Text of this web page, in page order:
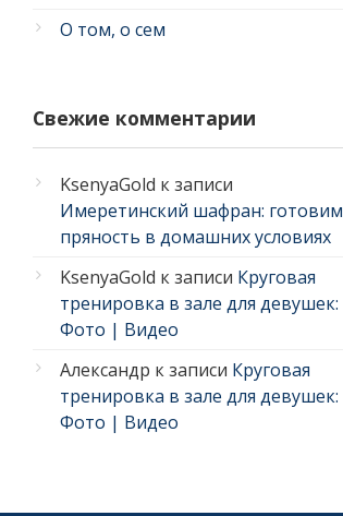
О том, о сем
Свежие комментарии
KsenyaGold к записи
Имеретинский шафран: готовим
пряность в домашних условиях
KsenyaGold к записи Круговая
тренировка в зале для девушек:
Фото | Видео
Александр к записи Круговая
тренировка в зале для девушек:
Фото | Видео